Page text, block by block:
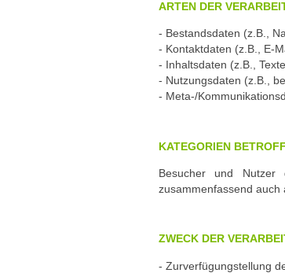
ARTEN DER
- Bestandsdaten (z.B.,
- Kontaktdaten (z.B., E-
- Inhaltsdaten (z.B.,
- Nutzungsdaten (z.B.,
- Meta-/
KATEGORIEN
Besucher und Nutzer
zusammenfassend auch
ZWECK DER
- Zurverfügungstellung